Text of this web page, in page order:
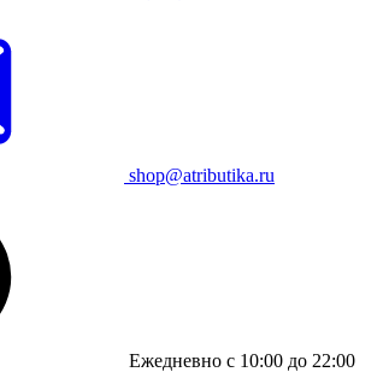
shop@atributika.ru
Ежедневно с 10:00 до 22:00